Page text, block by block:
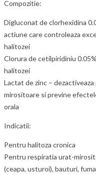
Compozitie:
Digluconat de clorhexidina
actiune care controleaza
halitozei
Clorura de cetilpiridiniu
halitozei
Lactat de zinc –
mirositoare si previne
orala
Indicatii:
Pentru halitoza cronica
Pentru respiratia urat-
(ceapa, usturoi), bauturi,